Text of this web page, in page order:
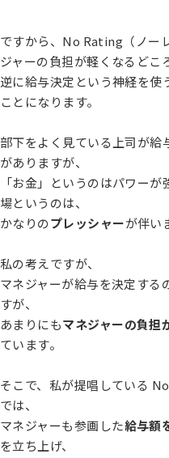
ですから、No Rating（ノー
ジャーの負担が軽くなるどこ
逆に給与決定という神経を使
ことになります。
部下をよく見ている上司が給
がありますが、
「お金」というのはパワー
場というのは、
かなりのプレッシャーが伴い
私の考えですが、
マネジャーが給与を決定する
すが、
あまりにもマネジャーの負担
ています。
そこで、私が提唱している
では、
マネジャーも参画した給与額
を立ち上げ、